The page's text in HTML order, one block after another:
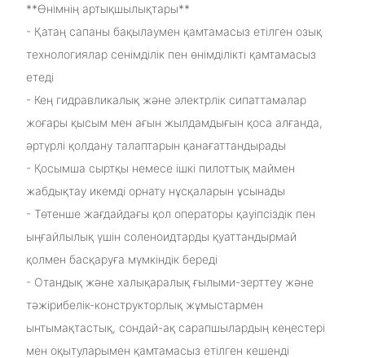
**Өнімнің артықшылықтары**
- Қатаң сапаны бақылаумен қамтамасыз етілген озық
технологиялар сенімділік пен өнімділікті қамтамасыз
етеді
- Кең гидравликалық және электрлік сипаттамалар
жоғары қысым мен ағын жылдамдығын қоса алғанда,
әртүрлі қолдану талаптарын қанағаттандырады
- Қосымша сыртқы немесе ішкі пилоттық маймен
жабдықтау икемді орнату нұсқаларын ұсынады
- Төтенше жағдайдағы қол операторы қауіпсіздік пен
ыңғайлылық үшін соленоидтарды қуаттандырмай
қолмен басқаруға мүмкіндік береді
- Отандық және халықаралық ғылыми-зерттеу және
тәжірибелік-конструкторлық жұмыстармен
ынтымақтастық, сондай-ақ сарапшылардың кеңестері
мен оқытуларымен қамтамасыз етілген кешенді